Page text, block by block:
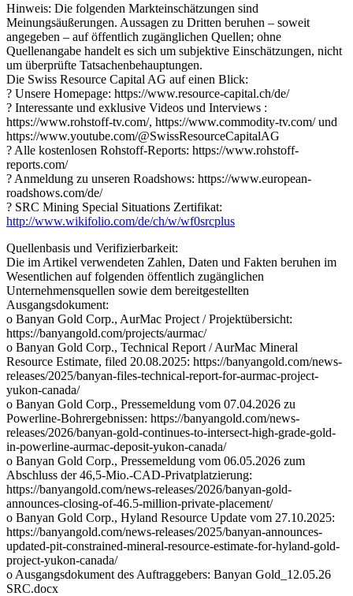
Hinweis: Die folgenden Markteinschätzungen sind
Meinungsäußerungen. Aussagen zu Dritten beruhen – soweit
angegeben – auf öffentlich zugänglichen Quellen; ohne
Quellenangabe handelt es sich um subjektive Einschätzungen, nicht
um überprüfte Tatsachenbehauptungen.
Die Swiss Resource Capital AG auf einen Blick:
? Unsere Homepage: https://www.resource-capital.ch/de/
? Interessante und exklusive Videos und Interviews :
https://www.rohstoff-tv.com/, https://www.commodity-tv.com/ und
https://www.youtube.com/@SwissResourceCapitalAG
? Alle kostenlosen Rohstoff-Reports: https://www.rohstoff-
reports.com/
? Anmeldung zu unseren Roadshows: https://www.european-
roadshows.com/de/
? SRC Mining Special Situations Zertifikat:
http://www.wikifolio.com/de/ch/w/wf0srcplus
Quellenbasis und Verifizierbarkeit:
Die im Artikel verwendeten Zahlen, Daten und Fakten beruhen im
Wesentlichen auf folgenden öffentlich zugänglichen
Unternehmensquellen sowie dem bereitgestellten
Ausgangsdokument:
o Banyan Gold Corp., AurMac Project / Projektübersicht:
https://banyangold.com/projects/aurmac/
o Banyan Gold Corp., Technical Report / AurMac Mineral
Resource Estimate, filed 20.08.2025: https://banyangold.com/news-
releases/2025/banyan-files-technical-report-for-aurmac-project-
yukon-canada/
o Banyan Gold Corp., Pressemeldung vom 07.04.2026 zu
Powerline-Bohrergebnissen: https://banyangold.com/news-
releases/2026/banyan-gold-continues-to-intersect-high-grade-gold-
in-powerline-aurmac-deposit-yukon-canada/
o Banyan Gold Corp., Pressemeldung vom 06.05.2026 zum
Abschluss der 46,5-Mio.-CAD-Privatplatzierung:
https://banyangold.com/news-releases/2026/banyan-gold-
announces-closing-of-46.5-million-private-placement/
o Banyan Gold Corp., Hyland Resource Update vom 27.10.2025:
https://banyangold.com/news-releases/2025/banyan-announces-
updated-pit-constrained-mineral-resource-estimate-for-hyland-gold-
project-yukon-canada/
o Ausgangsdokument des Auftraggebers: Banyan Gold_12.05.26
SRC.docx